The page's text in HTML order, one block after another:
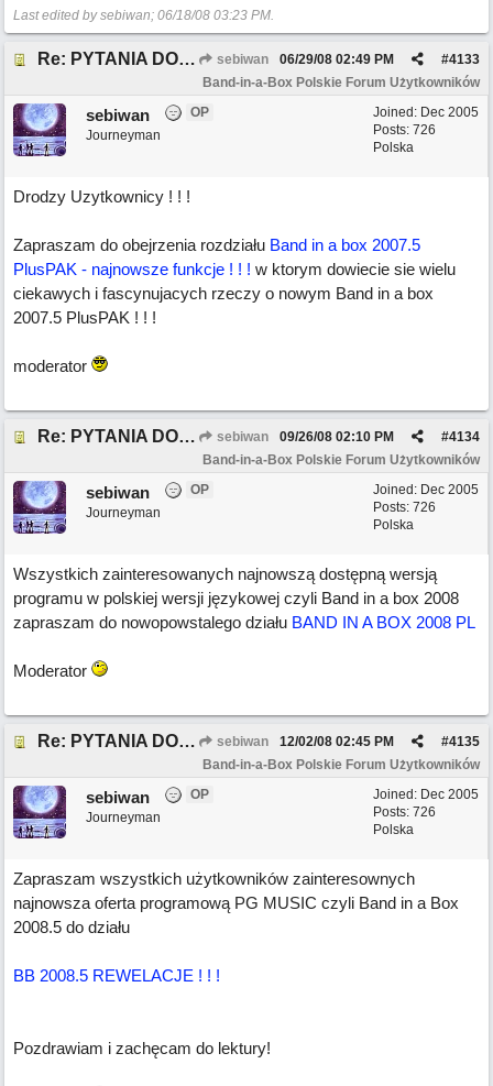
Last edited by sebiwan; 06/18/08 03:23 PM.
Re: PYTANIA DO MODERATORA sebiwan #4133
06/29/08 02:49 PM
Band-in-a-Box Polskie Forum Użytkowników
Joined: Dec 2005
Posts: 726
Polska
sebiwan
OP
Journeyman
Drodzy Uzytkownicy ! ! !
Zapraszam do obejrzenia rozdziału Band in a box 2007.5
PlusPAK - najnowsze funkcje ! ! ! w ktorym dowiecie sie wielu
ciekawych i fascynujacych rzeczy o nowym Band in a box
2007.5 PlusPAK ! ! !
moderator
Re: PYTANIA DO MODERATORA sebiwan #4134
09/26/08 02:10 PM
Band-in-a-Box Polskie Forum Użytkowników
Joined: Dec 2005
Posts: 726
Polska
sebiwan
OP
Journeyman
Wszystkich zainteresowanych najnowszą dostępną wersją
programu w polskiej wersji językowej czyli Band in a box 2008
zapraszam do nowopowstalego działu BAND IN A BOX 2008 PL
Moderator
Re: PYTANIA DO MODERATORA - BB 2008.5 REWELACJE ! sebiwan #4135
12/02/08 02:45 PM
Band-in-a-Box Polskie Forum Użytkowników
Joined: Dec 2005
Posts: 726
Polska
sebiwan
OP
Journeyman
Zapraszam wszystkich użytkowników zainteresownych
najnowsza oferta programową PG MUSIC czyli Band in a Box
2008.5 do działu
BB 2008.5 REWELACJE ! ! !
Pozdrawiam i zachęcam do lektury!